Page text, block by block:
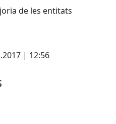
de les entitats
| 12:56